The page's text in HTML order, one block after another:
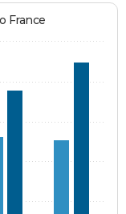
France